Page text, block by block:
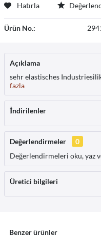
Hatırla
Ürün No.:
Açıklama
sehr elastisches
fazla
İndirilenler
Değerlendirmeler
0
Değerlendirmeleri oku, yaz
Üretici bilgileri
Benzer ürünler